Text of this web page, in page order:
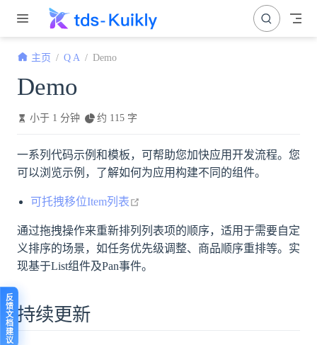
跳至主要內容
主页 Q A Demo
Demo
小于 1 分钟 约 115 字
一系列代码示例和模板，可帮助您加快应用开发流程。您
可以浏览示例，了解如何为应用构建不同的组件。
可托拽移位Item列表
通过拖拽操作来重新排列列表项的顺序，适用于需要自定
义排序的场景，如任务优先级调整、商品顺序重排等。实
现基于List组件及Pan事件。
持续更新
反馈文档建议